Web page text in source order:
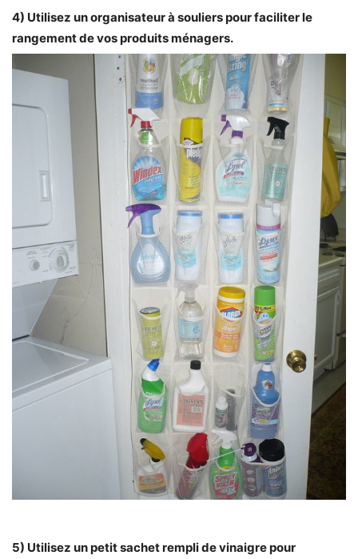
4) Utilisez un organisateur à souliers pour faciliter le
rangement de vos produits ménagers.
5) Utilisez un petit sachet rempli de vinaigre pour